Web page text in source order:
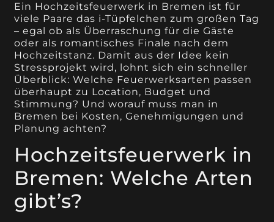
Ein Hochzeitsfeuerwerk in Bremen ist für
viele Paare das i-Tüpfelchen zum großen Tag
– egal ob als Überraschung für die Gäste
oder als romantisches Finale nach dem
Hochzeitstanz. Damit aus der Idee kein
Stressprojekt wird, lohnt sich ein schneller
Überblick: Welche Feuerwerksarten passen
überhaupt zu Location, Budget und
Stimmung? Und worauf muss man in
Bremen bei Kosten, Genehmigungen und
Planung achten?
Hochzeitsfeuerwerk in
Bremen: Welche Arten
gibt’s?